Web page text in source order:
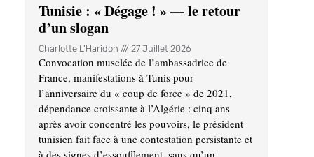
Tunisie : « Dégage ! » — le retour
d’un slogan
Charlotte L'Haridon 27 Juillet 2026
Convocation musclée de l’ambassadrice de
France, manifestations à Tunis pour
l’anniversaire du « coup de force » de 2021,
dépendance croissante à l’Algérie : cinq ans
après avoir concentré les pouvoirs, le président
tunisien fait face à une contestation persistante et